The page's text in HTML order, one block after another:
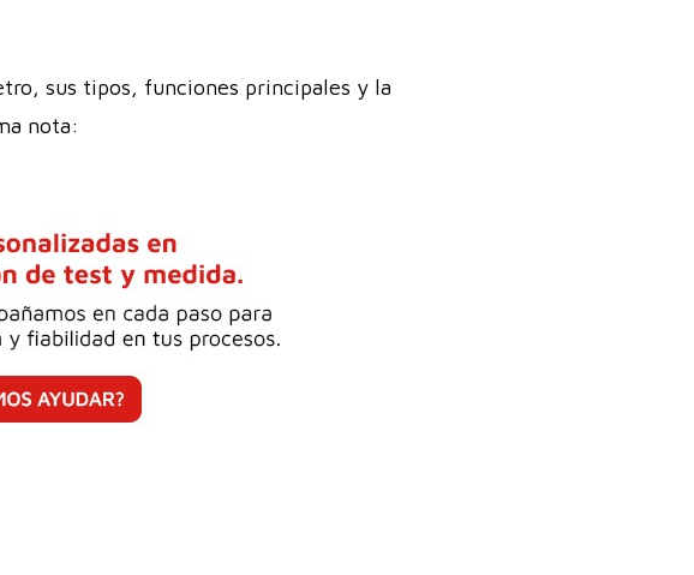
sus tipos, funciones principales y la
nota: